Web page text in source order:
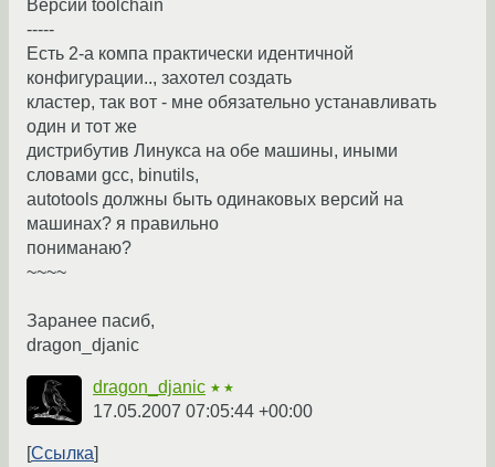
Версии toolchain
-----
Есть 2-а компа практически идентичной
конфигурации.., захотел создать
кластер, так вот - мне обязательно устанавливать
один и тот же
дистрибутив Линукса на обе машины, иными
словами gcc, binutils,
autotools должны быть одинаковых версий на
машинах? я правильно
пониманаю?
~~~~
Заранее пасиб,
dragon_djanic
dragon_djanic ★★
17.05.2007 07:05:44 +00:00
Ссылка